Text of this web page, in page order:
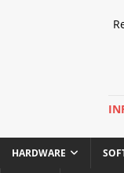
HARDWARE